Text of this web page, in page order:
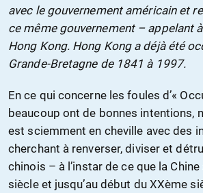
avec le gouvernement américain et
ce même gouvernement – appelant
Hong Kong. Hong Kong a déjà été
Grande-Bretagne de 1841 à 1997.
En ce qui concerne les foules d’«
beaucoup ont de bonnes intentions,
est sciemment en cheville avec des
cherchant à renverser, diviser et
chinois – à l’instar de ce que la
siècle et jusqu’au début du XXème